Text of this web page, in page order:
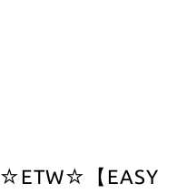
☆ETW☆【EASY